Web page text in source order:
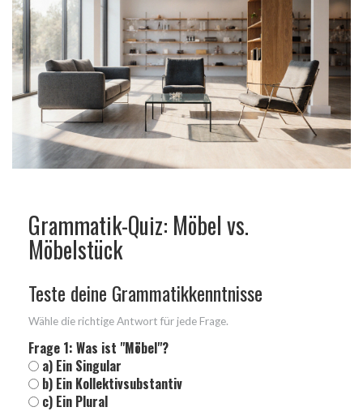
Grammatik-Quiz: Möbel vs.
Möbelstück
Teste deine Grammatikkenntnisse
Wähle die richtige Antwort für jede Frage.
Frage 1: Was ist "Möbel"?
a) Ein Singular
b) Ein Kollektivsubstantiv
c) Ein Plural